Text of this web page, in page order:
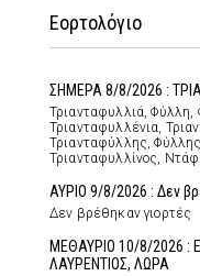
Εορτολόγιο
ΣΗΜΕΡΑ 8/8/2026 :
Τριανταφυλλιά, Φύλλη,
Τριανταφυλλένια,
Τριανταφύλλης,
Τριανταφυλλίνος,
ΑΥΡΙΟ 9/8/2026 : Δεν
Δεν βρέθηκαν γιορτές
ΜΕΘΑΥΡΙΟ 10/8/2026 :
ΛΑΥΡΕΝΤΙΟΣ, ΛΩΡΑ